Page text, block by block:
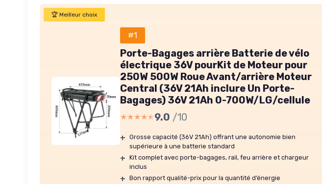
🏆 Meilleur choix
#1
Porte-Bagages arrière Batterie de vélo
électrique 36V pourKit de Moteur pour
250W 500W Roue Avant/arrière Moteur
Central (36V 21Ah inclure Un Porte-
Bagages) 36V 21Ah 0-700W/LG/cellule
★★★★★
★★★★★9.0 /10
+ Grosse capacité (36V 21Ah) offrant une autonomie bien
supérieure à une batterie standard
+ Kit complet avec porte-bagages, rail, feu arrière et chargeur
inclus
+ Bon rapport qualité-prix pour la quantité d’énergie